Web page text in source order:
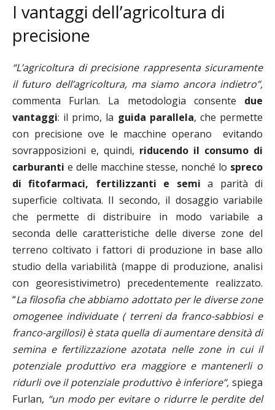
I vantaggi dell’agricoltura di
precisione
“L’agricoltura di precisione rappresenta sicuramente
il futuro dell’agricoltura, ma siamo ancora indietro”,
commenta Furlan. La metodologia consente due
vantaggi: il primo, la guida parallela, che permette
con precisione ove le macchine operano evitando
sovrapposizioni e, quindi, riducendo il consumo di
carburanti e delle macchine stesse, nonché lo spreco
di fitofarmaci, fertilizzanti e semi a parità di
superficie coltivata. Il secondo, il dosaggio variabile
che permette di distribuire in modo variabile a
seconda delle caratteristiche delle diverse zone del
terreno coltivato i fattori di produzione in base allo
studio della variabilità (mappe di produzione, analisi
con georesistivimetro) precedentemente realizzato.
“La filosofia che abbiamo adottato per le diverse zone
omogenee individuate ( terreni da franco-sabbiosi e
franco-argillosi) è stata quella di aumentare densità di
semina e fertilizzazione azotata nelle zone in cui il
potenziale produttivo era maggiore e mantenerli o
ridurli ove il potenziale produttivo è inferiore”, spiega
Furlan, “un modo per evitare o ridurre le perdite del